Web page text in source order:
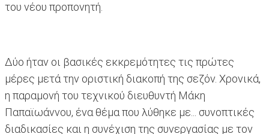
του νέου προπονητή.
Δύο ήταν οι βασικές εκκρεμότητες τις πρώτες
μέρες μετά την οριστική διακοπή της σεζόν. Χρονικά,
η παραμονή του τεχνικού διευθυντή Μάκη
Παπαϊωάννου, ένα θέμα που λύθηκε με... συνοπτικές
διαδικασίες και η συνέχιση της συνεργασίας με τον